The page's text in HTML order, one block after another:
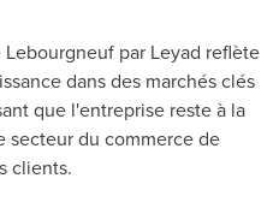
par Leyad reflète
dans des marchés clés
que l'entreprise reste à la
secteur du commerce de
clients.